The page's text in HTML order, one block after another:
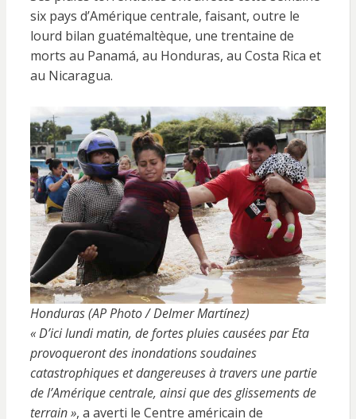
six pays d’Amérique centrale, faisant, outre le
lourd bilan guatémaltèque, une trentaine de
morts au Panamá, au Honduras, au Costa Rica et
au Nicaragua.
Honduras (AP Photo / Delmer Martínez)
« D’ici lundi matin, de fortes pluies causées par Eta
provoqueront des inondations soudaines
catastrophiques et dangereuses à travers une partie
de l’Amérique centrale, ainsi que des glissements de
terrain », a averti le Centre américain de